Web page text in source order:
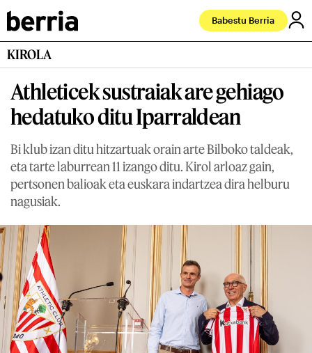
Babestu Berria
KIROLA
Athleticek sustraiak are gehiago
hedatuko ditu Iparraldean
Bi klub izan ditu hitzartuak orain arte Bilboko taldeak,
eta tarte laburrean 11 izango ditu. Kirol arloaz gain,
pertsonen balioak eta euskara indartzea dira helburu
nagusiak.